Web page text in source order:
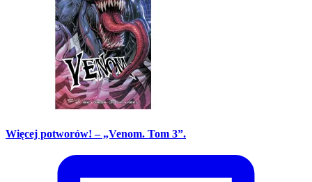
Więcej potworów! – „Venom. Tom 3”.